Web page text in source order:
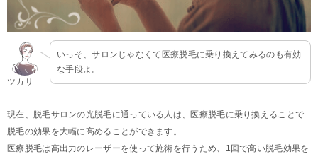
ツカサ
いっそ、サロンじゃなくて医療脱毛に乗り換えてみるのも有効
な手段よ。
現在、脱毛サロンの光脱毛に通っている人は、医療脱毛に乗り換えることで
脱毛の効果を大幅に高めることができます。
医療脱毛は高出力のレーザーを使って施術を行うため、1回で高い脱毛効果を